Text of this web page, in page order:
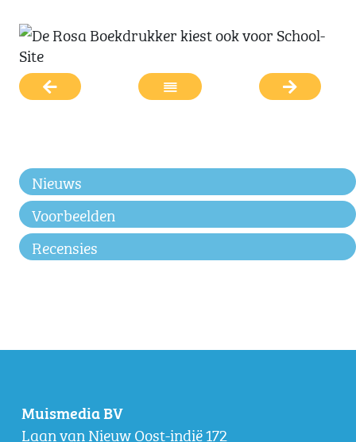
Nieuws
Voorbeelden
Recensies
Muismedia BV
Laan van Nieuw Oost-indië 172